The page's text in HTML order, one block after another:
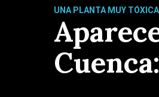
UNA PLANTA MUY TÓXICA